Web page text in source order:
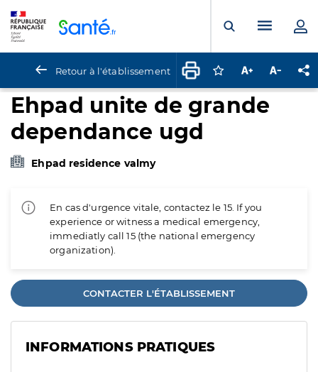
Ouvrir laMenu
Retour à l'établissement Connectez-vous
Augmenter la
Ehpad unite de grande
dependance ugd
Ehpad residence valmy
En cas d'urgence vitale, contactez le 15. If you
experience or witness a medical emergency,
immediatly call 15 (the national emergency
organization).
CONTACTER L'ÉTABLISSEMENT
INFORMATIONS PRATIQUES